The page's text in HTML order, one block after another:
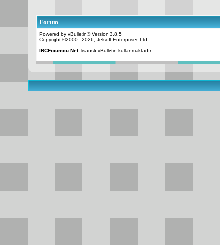
Forum
Powered by vBulletin® Version 3.8.5
Copyright ©2000 - 2026, Jelsoft Enterprises Ltd.
IRCForumcu.Net, lisanslı vBulletin kullanmaktadır.